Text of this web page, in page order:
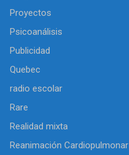
Proyectos
Psicoanálisis
Publicidad
Quebec
radio escolar
Rare
Realidad mixta
Reanimación Cardiopulmonar